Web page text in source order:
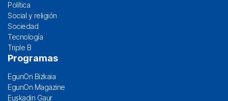
Política
Social y religión
Sociedad
Tecnología
Triple B
Programas
EgunOn Bizkaia
EgunOn Magazine
Euskadin Gaur